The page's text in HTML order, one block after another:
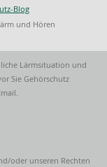
Blog
und Hören
Lärmsituation und
Sie Gehörschutz
oder unseren Rechten